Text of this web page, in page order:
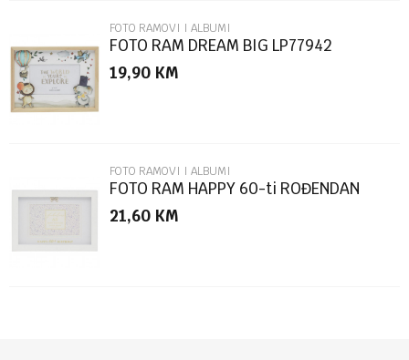
POŠALJI
FOTO RAMOVI I ALBUMI
FOTO RAM DREAM BIG LP77942
19,90 KM
FOTO RAMOVI I ALBUMI
FOTO RAM HAPPY 60-ti ROĐENDAN
LP76899
21,60 KM